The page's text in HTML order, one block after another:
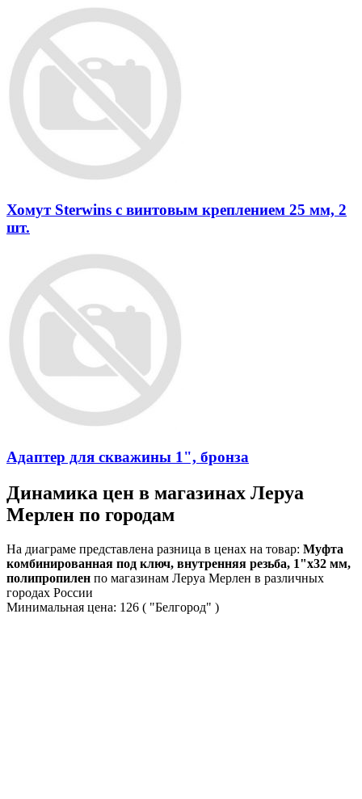
Хомут Sterwins с винтовым креплением 25 мм, 2
шт.
Адаптер для скважины 1", бронза
Динамика цен в магазинах Леруа
Мерлен по городам
На диаграме представлена разница в ценах на товар: Муфта
комбинированная под ключ, внутренняя резьба, 1"х32 мм,
полипропилен по магазинам Леруа Мерлен в различных
городах России
Минимальная цена: 126 ( "Белгород" )